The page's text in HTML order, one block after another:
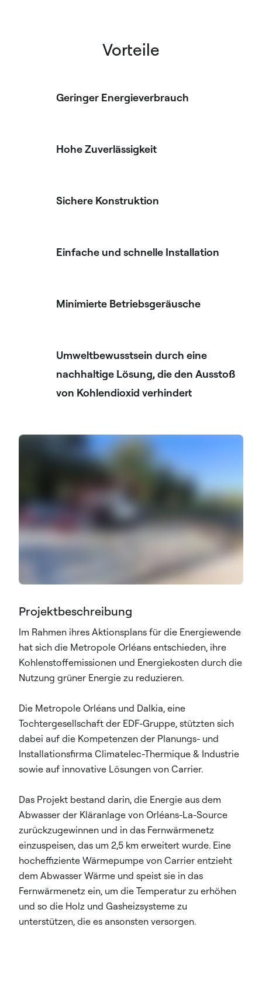
Vorteile
Geringer Energieverbrauch
Hohe Zuverlässigkeit
Sichere Konstruktion
Einfache und schnelle Installation
Minimierte Betriebsgeräusche
Umweltbewusstsein durch eine
nachhaltige Lösung, die den Ausstoß
von Kohlendioxid verhindert
Projektbeschreibung
Im Rahmen ihres Aktionsplans für die Energiewende
hat sich die Metropole Orléans entschieden, ihre
Kohlenstoffemissionen und Energiekosten durch die
Nutzung grüner Energie zu reduzieren.
Die Metropole Orléans und Dalkia, eine
Tochtergesellschaft der EDF-Gruppe, stützten sich
dabei auf die Kompetenzen der Planungs- und
Installationsfirma Climatelec-Thermique & Industrie
sowie auf innovative Lösungen von Carrier.
Das Projekt bestand darin, die Energie aus dem
Abwasser der Kläranlage von Orléans-La-Source
zurückzugewinnen und in das Fernwärmenetz
einzuspeisen, das um 2,5 km erweitert wurde. Eine
hocheffiziente Wärmepumpe von Carrier entzieht
dem Abwasser Wärme und speist sie in das
Fernwärmenetz ein, um die Temperatur zu erhöhen
und so die Holz und Gasheizsysteme zu
unterstützen, die es ansonsten versorgen.